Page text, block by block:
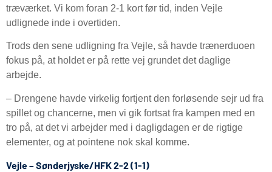
træværket. Vi kom foran 2-1 kort før tid, inden Vejle
udlignede inde i overtiden.
Trods den sene udligning fra Vejle, så havde trænerduoen
fokus på, at holdet er på rette vej grundet det daglige
arbejde.
– Drengene havde virkelig fortjent den forløsende sejr ud fra
spillet og chancerne, men vi gik fortsat fra kampen med en
tro på, at det vi arbejder med i dagligdagen er de rigtige
elementer, og at pointene nok skal komme.
Vejle – Sønderjyske/HFK 2-2 (1-1)